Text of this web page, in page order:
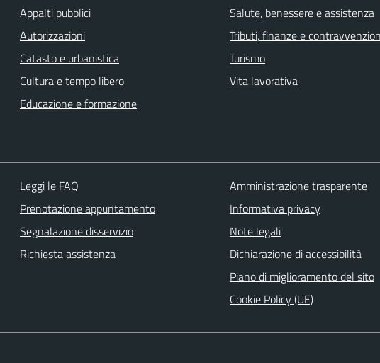
Appalti pubblici
Autorizzazioni
Catasto e urbanistica
Cultura e tempo libero
Educazione e formazione
Salute, benessere e assistenza
Tributi, finanze e
Turismo
Vita lavorativa
Leggi le FAQ
Prenotazione appuntamento
Segnalazione disservizio
Richiesta assistenza
Amministrazione trasparente
Informativa privacy
Note legali
Dichiarazione di accessibilità
Piano di miglioramento del sito
Cookie Policy (UE)